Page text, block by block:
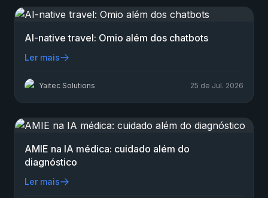
AI-native travel: Omio além dos chatbots
Ler mais
Yaitec Solutions 25 de Jul. 2026
AMIE na IA médica: cuidado além do
diagnóstico
Ler mais